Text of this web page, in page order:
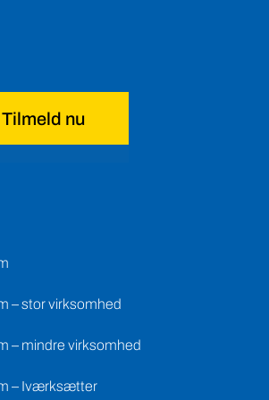
Tilmeld nu
– stor virksomhed
– mindre virksomhed
– Iværksætter